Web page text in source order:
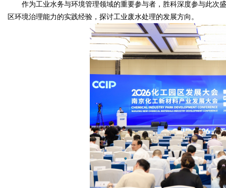
作为工业水务与环境管理领域的重要参与者，胜科深度参与此次
区环境治理能力的实践经验，探讨工业废水处理的发展方向。